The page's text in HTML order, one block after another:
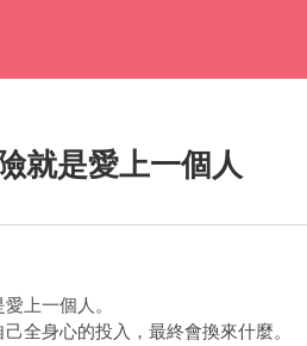
就是愛上一個人
上一個人。
身心的投入，最終會換來什麼。